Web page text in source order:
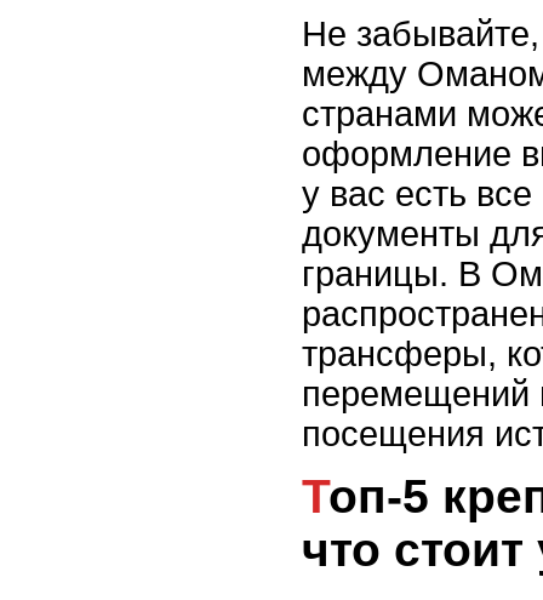
Не
между
странами
оформление
у вас есть
документы
границы. В
трансферы,
перемещений
посещения
Топ-5 крепостей Омана:
что